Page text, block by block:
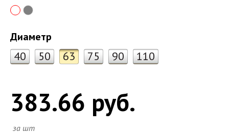
Диаметр
40 50 63 75 90 110
383.66 руб.
за шт